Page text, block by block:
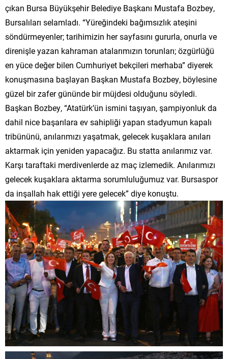
çıkan Bursa Büyükşehir Belediye Başkanı Mustafa Bozbey,
Bursalıları selamladı. “Yüreğindeki bağımsızlık ateşini
söndürmeyenler; tarihimizin her sayfasını gururla, onurla ve
direnişle yazan kahraman atalarımızın torunları; özgürlüğü
en yüce değer bilen Cumhuriyet bekçileri merhaba” diyerek
konuşmasına başlayan Başkan Mustafa Bozbey, böylesine
güzel bir zafer gününde bir müjdesi olduğunu söyledi.
Başkan Bozbey, “Atatürk’ün ismini taşıyan, şampiyonluk da
dahil nice başarılara ev sahipliği yapan stadyumun kapalı
tribününü, anılarımızı yaşatmak, gelecek kuşaklara anıları
aktarmak için yeniden yapacağız. Bu statta anılarımız var.
Karşı taraftaki merdivenlerde az maç izlemedik. Anılarımızı
gelecek kuşaklara aktarma sorumluluğumuz var. Bursaspor
da inşallah hak ettiği yere gelecek” diye konuştu.